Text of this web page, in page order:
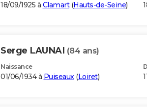
18/09/1925 à Clamart(Hauts-de-Seine)
Serge LAUNAI (84 ans)
Naissance
01/06/1934 à Puiseaux(Loiret)